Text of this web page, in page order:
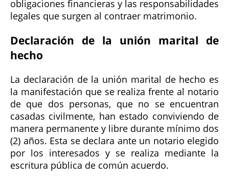
obligaciones financieras y las responsabilidades
legales que surgen al contraer matrimonio.
Declaración de la unión marital de
hecho
La declaración de la unión marital de hecho es
la manifestación que se realiza frente al notario
de que dos personas, que no se encuentran
casadas civilmente, han estado conviviendo de
manera permanente y libre durante mínimo dos
(2) años. Esta se declara ante un notario elegido
por los interesados y se realiza mediante la
escritura pública de común acuerdo.